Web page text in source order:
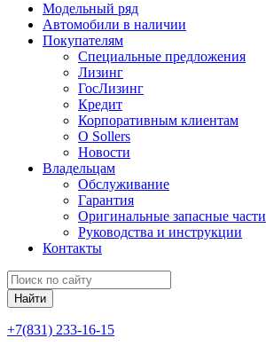
Модельный ряд
Автомобили в наличии
Покупателям
Специальные предложения
Лизинг
ГосЛизинг
Кредит
Корпоративным клиентам
О Sollers
Новости
Владельцам
Обслуживание
Гарантия
Оригинальные запасные части
Руководства и инструкции
Контакты
Найти
+7(831) 233-16-15